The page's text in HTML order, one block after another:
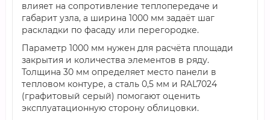
влияет на сопротивление теплопередаче и
габарит узла, а ширина 1000 мм задаёт шаг
раскладки по фасаду или перегородке.
Параметр 1000 мм нужен для расчёта площади
закрытия и количества элементов в ряду.
Толщина 30 мм определяет место панели в
тепловом контуре, а сталь 0,5 мм и RAL7024
(графитовый серый) помогают оценить
эксплуатационную сторону облицовки.